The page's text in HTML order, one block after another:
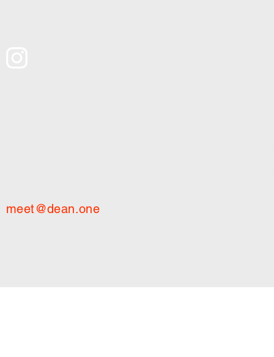
meet@dean.one